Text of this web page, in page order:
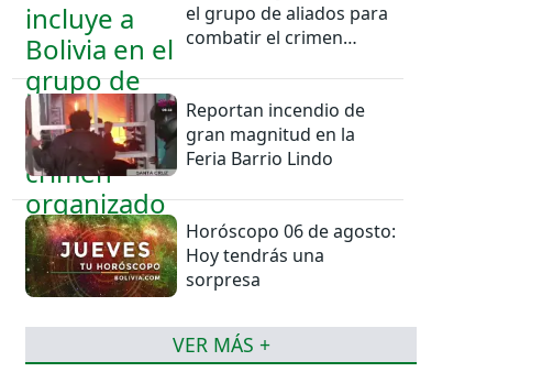
el grupo de aliados para
combatir el crimen
Reportan incendio de
gran magnitud en la
Feria Barrio Lindo
Horóscopo 06 de agosto:
Hoy tendrás una
sorpresa
VER MÁS +